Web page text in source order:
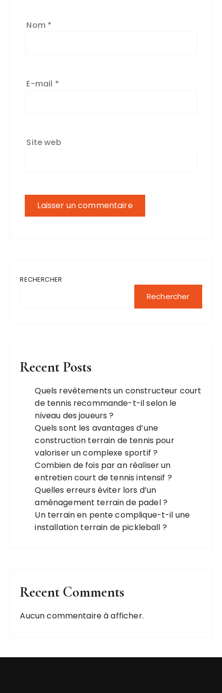
Nom *
E-mail *
Site web
RECHERCHER
Rechercher
Recent Posts
Quels revêtements un constructeur court
de tennis recommande-t-il selon le
niveau des joueurs ?
Quels sont les avantages d’une
construction terrain de tennis pour
valoriser un complexe sportif ?
Combien de fois par an réaliser un
entretien court de tennis intensif ?
Quelles erreurs éviter lors d’un
aménagement terrain de padel ?
Un terrain en pente complique-t-il une
installation terrain de pickleball ?
Recent Comments
Aucun commentaire à afficher.